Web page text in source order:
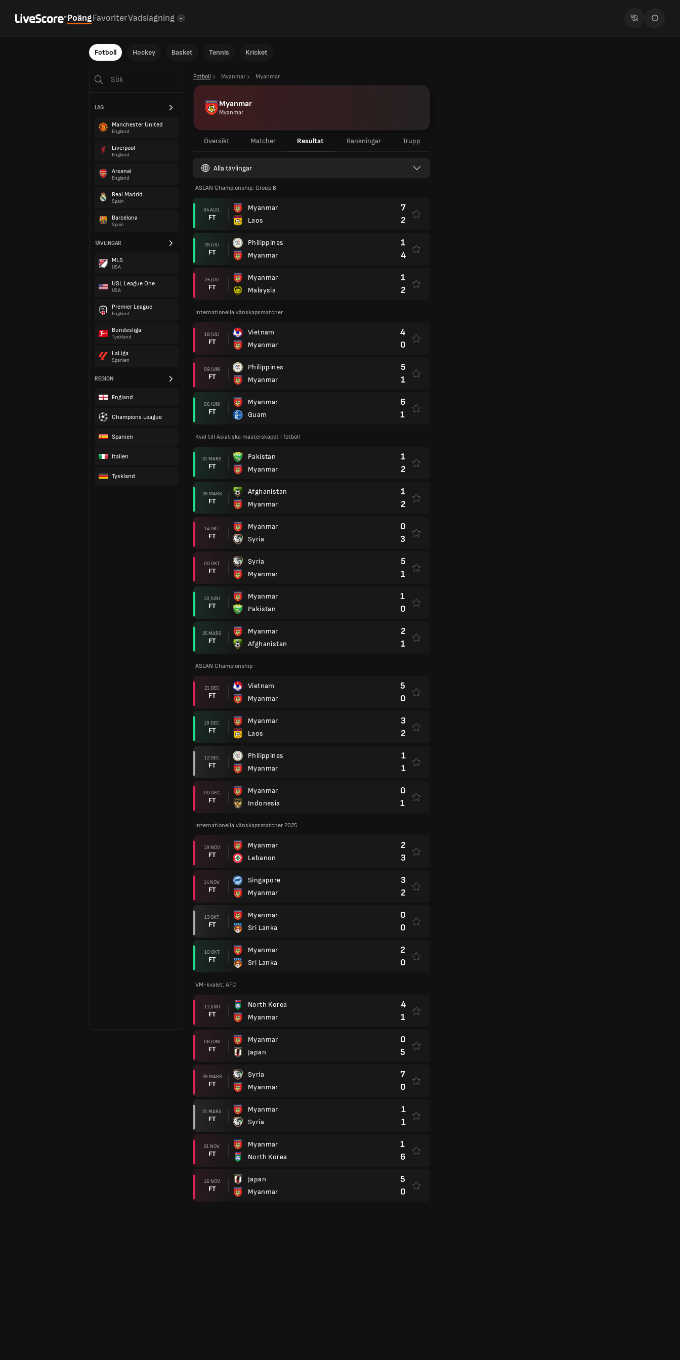
PoängFavoriterVadslagning
Fotboll Hockey Basket Tennis Kricket
LAG
Manchester United
England
Liverpool
England
Arsenal
England
Real Madrid
Spain
Barcelona
Spain
TÄVLINGAR
MLS
USA
USL League One
USA
Premier League
England
Bundesliga
Tyskland
LaLiga
Spanien
REGION
England
Champions League
Spanien
Italien
Tyskland
Fotboll Myanmar Myanmar
Myanmar
Myanmar
Översikt Matcher Resultat Rankningar Trupp
Alla tävlingar
ASEAN Championship: Group B
04 AUG.
FT
Myanmar
Laos
7
2
28 JULI
FT
Philippines
Myanmar
1
4
25 JULI
FT
Myanmar
Malaysia
1
2
Internationella vänskapsmatcher
18 JULI
FT
Vietnam
Myanmar
4
0
09 JUNI
FT
Philippines
Myanmar
5
1
06 JUNI
FT
Myanmar
Guam
6
1
Kval till Asiatiska mästerskapet i fotboll
31 MARS
FT
Pakistan
Myanmar
1
2
26 MARS
FT
Afghanistan
Myanmar
1
2
14 OKT.
FT
Myanmar
Syria
0
3
09 OKT.
FT
Syria
Myanmar
5
1
10 JUNI
FT
Myanmar
Pakistan
1
0
25 MARS
FT
Myanmar
Afghanistan
2
1
ASEAN Championship
21 DEC.
FT
Vietnam
Myanmar
5
0
18 DEC.
FT
Myanmar
Laos
3
2
12 DEC.
FT
Philippines
Myanmar
1
1
09 DEC.
FT
Myanmar
Indonesia
0
1
Internationella vänskapsmatcher 2025
19 NOV.
FT
Myanmar
Lebanon
2
3
14 NOV.
FT
Singapore
Myanmar
3
2
13 OKT.
FT
Myanmar
Sri Lanka
0
0
10 OKT.
FT
Myanmar
Sri Lanka
2
0
VM-kvalet: AFC
11 JUNI
FT
North Korea
Myanmar
4
1
06 JUNI
FT
Myanmar
Japan
0
5
26 MARS
FT
Syria
Myanmar
7
0
21 MARS
FT
Myanmar
Syria
1
1
21 NOV.
FT
Myanmar
North Korea
1
6
16 NOV.
FT
Japan
Myanmar
5
0